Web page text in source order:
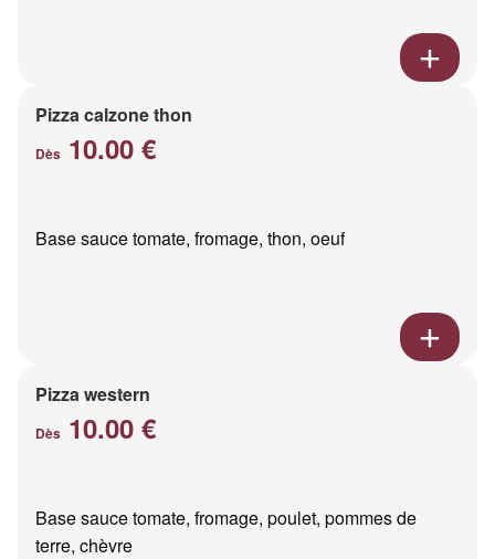
Pizza calzone thon
Dès 10.00 €
Base sauce tomate, fromage, thon, oeuf
Pizza western
Dès 10.00 €
Base sauce tomate, fromage, poulet, pommes de
terre, chèvre